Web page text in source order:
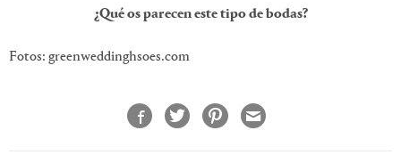
¿Qué os parecen este tipo de bodas?
Fotos: greenweddinghsoes.com